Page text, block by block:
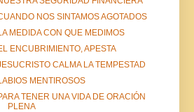
NOS SINTAMOS AGOTADOS
MEDIDA CON QUE MEDIMOS
ENCUBRIMIENTO, APESTA
CALMA LA TEMPESTAD
MENTIROSOS
TENER UNA VIDA DE ORACIÓN
PLENA